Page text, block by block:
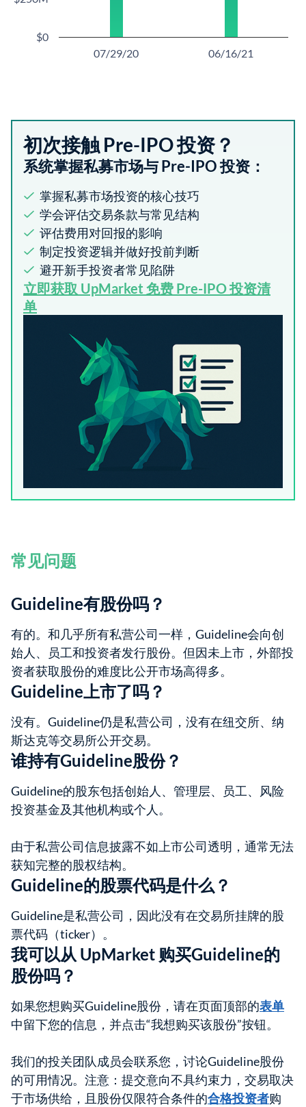
07/29/20 06/16/21
$0
初次接触 Pre-IPO 投资？
系统掌握私募市场与 Pre-IPO 投资：
掌握私募市场投资的核心技巧
学会评估交易条款与常见结构
评估费用对回报的影响
制定投资逻辑并做好投前判断
避开新手投资者常见陷阱
立即获取 UpMarket 免费 Pre-IPO 投资清
单​
常见问题
Guideline有股份吗？
有的。和几乎所有私营公司一样，Guideline会向创
始人、员工和投资者发行股份。但因未上市，外部投
资者获取股份的难度比公开市场高得多。
Guideline上市了吗？
没有。Guideline仍是私营公司，没有在纽交所、纳
斯达克等交易所公开交易。
谁持有Guideline股份？
Guideline的股东包括创始人、管理层、员工、风险
投资基金及其他机构或个人。
由于私营公司信息披露不如上市公司透明，通常无法
获知完整的股权结构。
Guideline的股票代码是什么？
Guideline是私营公司，因此没有在交易所挂牌的股
票代码（ticker）。
我可以从 UpMarket 购买Guideline的
股份吗？
如果您想购买Guideline股份，请在页面顶部的表单
中留下您的信息，并点击“我想购买该股份”按钮。
我们的投关团队成员会联系您，讨论Guideline股份
的可用情况。注意：提交意向不具约束力，交易取决
于市场供给，且股份仅限符合条件的合格投资者购